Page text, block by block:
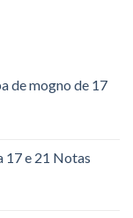
de mogno de 17
17 e 21 Notas